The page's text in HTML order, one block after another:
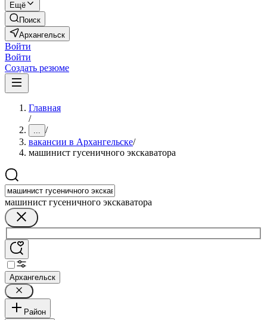
Ещё
Поиск
Архангельск
Войти
Войти
Создать резюме
Главная
/
... /
вакансии в Архангельске/
машинист гусеничного экскаватора
машинист гусеничного экскаватора
Архангельск
Район